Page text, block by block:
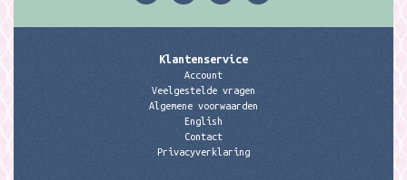
Klantenservice
Account
Veelgestelde vragen
Algemene voorwaarden
English
Contact
Privacyverklaring